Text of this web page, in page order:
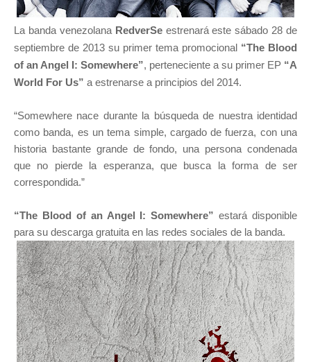
La banda venezolana RedverSeestrenará este sábado 28 de
septiembre de 2013 su primer tema promocional “The Blood
of an Angel I: Somewhere”, perteneciente a su primer EP “A
World For Us” a estrenarse a principios del 2014.
“Somewhere nace durante la búsqueda de nuestra identidad
como banda, es un tema simple, cargado de fuerza, con una
historia bastante grande de fondo, una persona condenada
que no pierde la esperanza, que busca la forma de ser
correspondida.”
“The Blood of an Angel I: Somewhere” estará disponible
para su descarga gratuita en las redes sociales de la banda.